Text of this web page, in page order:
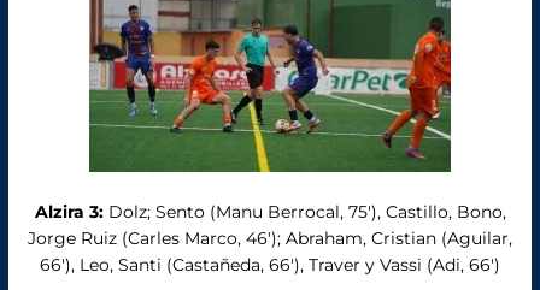
Alzira 3:Dolz; Sento (Manu Berrocal, 75′), Castillo, Bono,
Jorge Ruiz (Carles Marco, 46′); Abraham, Cristian (Aguilar,
66′), Leo, Santi (Castañeda, 66′), Traver y Vassi (Adi, 66′)